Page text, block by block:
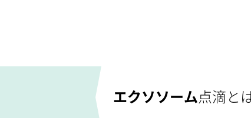
エクソソーム点滴と